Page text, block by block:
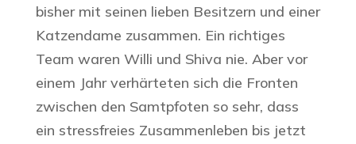
bisher mit seinen lieben Besitzern und einer
Katzendame zusammen. Ein richtiges
Team waren Willi und Shiva nie. Aber vor
einem Jahr verhärteten sich die Fronten
zwischen den Samtpfoten so sehr, dass
ein stressfreies Zusammenleben bis jetzt